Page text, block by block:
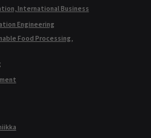
International Business
Engineering
Food Processing,